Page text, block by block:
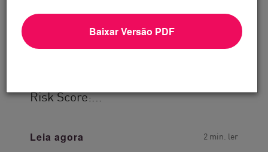
Baixar Versão PDF
Risk Score:...
Leia agora 2 min. ler